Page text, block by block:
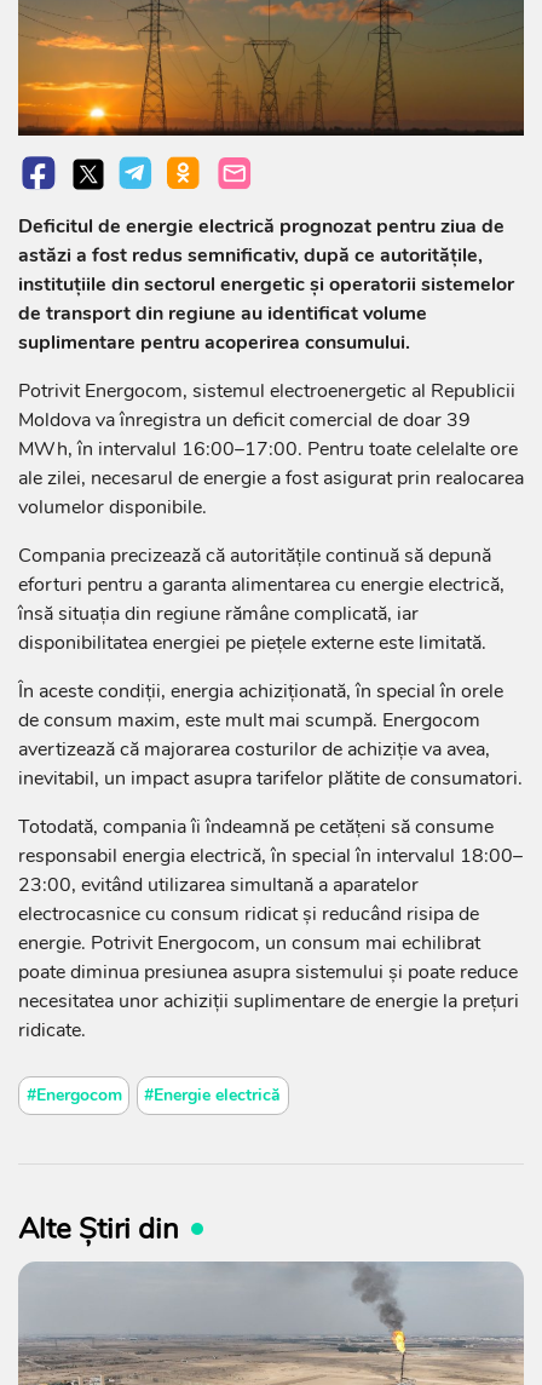
Deficitul de energie electrică prognozat pentru ziua de
astăzi a fost redus semnificativ, după ce autoritățile,
instituțiile din sectorul energetic și operatorii sistemelor
de transport din regiune au identificat volume
suplimentare pentru acoperirea consumului.
Potrivit Energocom, sistemul electroenergetic al Republicii
Moldova va înregistra un deficit comercial de doar 39
MWh, în intervalul 16:00–17:00. Pentru toate celelalte ore
ale zilei, necesarul de energie a fost asigurat prin realocarea
volumelor disponibile.
Compania precizează că autoritățile continuă să depună
eforturi pentru a garanta alimentarea cu energie electrică,
însă situația din regiune rămâne complicată, iar
disponibilitatea energiei pe piețele externe este limitată.
În aceste condiții, energia achiziționată, în special în orele
de consum maxim, este mult mai scumpă. Energocom
avertizează că majorarea costurilor de achiziție va avea,
inevitabil, un impact asupra tarifelor plătite de consumatori.
Totodată, compania îi îndeamnă pe cetățeni să consume
responsabil energia electrică, în special în intervalul 18:00–
23:00, evitând utilizarea simultană a aparatelor
electrocasnice cu consum ridicat și reducând risipa de
energie. Potrivit Energocom, un consum mai echilibrat
poate diminua presiunea asupra sistemului și poate reduce
necesitatea unor achiziții suplimentare de energie la prețuri
ridicate.
#Energocom #Energie electrică
Alte Știri din